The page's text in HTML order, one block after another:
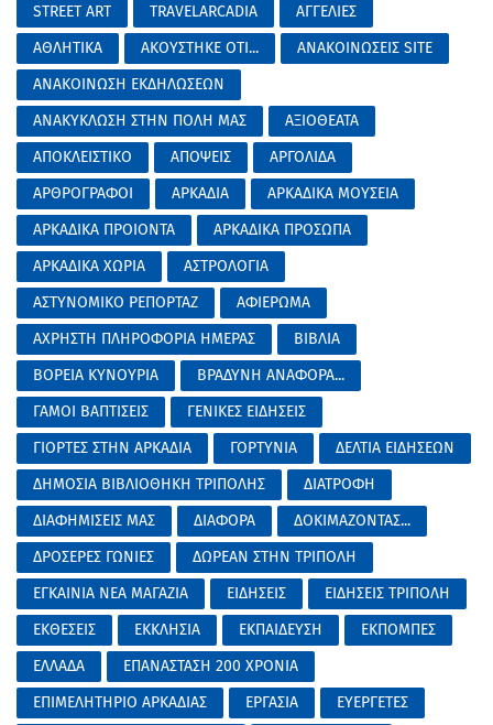
STREET ART
TRAVELARCADIA
ΑΓΓΕΛΙΕΣ
ΑΘΛΗΤΙΚΑ
ΑΚΟΥΣΤΗΚΕ ΟΤΙ...
ΑΝΑΚΟΙΝΩΣΕΙΣ SITE
ΑΝΑΚΟΙΝΩΣΗ ΕΚΔΗΛΩΣΕΩΝ
ΑΝΑΚΥΚΛΩΣΗ ΣΤΗΝ ΠΟΛΗ ΜΑΣ
ΑΞΙΟΘΕΑΤΑ
ΑΠΟΚΛΕΙΣΤΙΚΟ
ΑΠΟΨΕΙΣ
ΑΡΓΟΛΙΔΑ
ΑΡΘΡΟΓΡΑΦΟΙ
ΑΡΚΑΔΙΑ
ΑΡΚΑΔΙΚΑ ΜΟΥΣΕΙΑ
ΑΡΚΑΔΙΚΑ ΠΡΟΙΟΝΤΑ
ΑΡΚΑΔΙΚΑ ΠΡΟΣΩΠΑ
ΑΡΚΑΔΙΚΑ ΧΩΡΙΑ
ΑΣΤΡΟΛΟΓΙΑ
ΑΣΤΥΝΟΜΙΚΟ ΡΕΠΟΡΤΑΖ
ΑΦΙΕΡΩΜΑ
ΑΧΡΗΣΤΗ ΠΛΗΡΟΦΟΡΙΑ ΗΜΕΡΑΣ
ΒΙΒΛΙΑ
ΒΟΡΕΙΑ ΚΥΝΟΥΡΙΑ
ΒΡΑΔΥΝΗ ΑΝΑΦΟΡΑ...
ΓΑΜΟΙ ΒΑΠΤΙΣΕΙΣ
ΓΕΝΙΚΕΣ ΕΙΔΗΣΕΙΣ
ΓΙΟΡΤΕΣ ΣΤΗΝ ΑΡΚΑΔΙΑ
ΓΟΡΤΥΝΙΑ
ΔΕΛΤΙΑ ΕΙΔΗΣΕΩΝ
ΔΗΜΟΣΙΑ ΒΙΒΛΙΟΘΗΚΗ ΤΡΙΠΟΛΗΣ
ΔΙΑΤΡΟΦΗ
ΔΙΑΦΗΜΙΣΕΙΣ ΜΑΣ
ΔΙΑΦΟΡΑ
ΔΟΚΙΜΑΖΟΝΤΑΣ...
ΔΡΟΣΕΡΕΣ ΓΩΝΙΕΣ
ΔΩΡΕΑΝ ΣΤΗΝ ΤΡΙΠΟΛΗ
ΕΓΚΑΙΝΙΑ ΝΕΑ ΜΑΓΑΖΙΑ
ΕΙΔΗΣΕΙΣ
ΕΙΔΗΣΕΙΣ ΤΡΙΠΟΛΗ
ΕΚΘΕΣΕΙΣ
ΕΚΚΛΗΣΙΑ ΕΚΠΑΙΔΕΥΣΗ
ΕΚΠΟΜΠΕΣ
ΕΛΛΑΔΑ
ΕΠΑΝΑΣΤΑΣΗ 200 ΧΡΟΝΙΑ
ΕΠΙΜΕΛΗΤΗΡΙΟ ΑΡΚΑΔΙΑΣ
ΕΡΓΑΣΙΑ
ΕΥΕΡΓΕΤΕΣ